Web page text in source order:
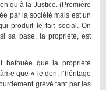
qu’à la Justice. (Première
par la société mais est un
produit le fait social. On
sa base, la propriété, est
bafouée que la propriété
que « le don, l’héritage
grevé tant par les